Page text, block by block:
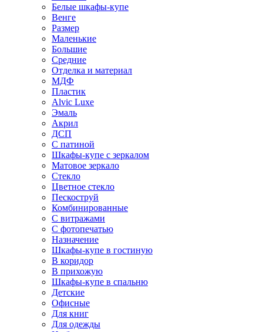
Белые шкафы-купе
Венге
Размер
Маленькие
Большие
Средние
Отделка и материал
МДФ
Пластик
Alvic Luxe
Эмаль
Акрил
ДСП
С патиной
Шкафы-купе с зеркалом
Матовое зеркало
Стекло
Цветное стекло
Пескоструй
Комбинированные
С витражами
С фотопечатью
Назначение
Шкафы-купе в гостиную
В коридор
В прихожую
Шкафы-купе в спальню
Детские
Офисные
Для книг
Для одежды